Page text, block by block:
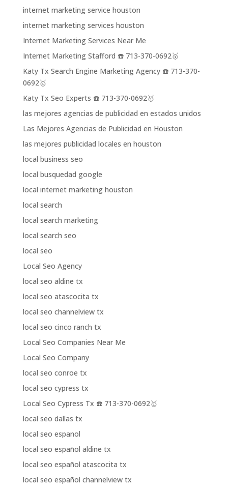
internet marketing service houston
internet marketing services houston
Internet Marketing Services Near Me
Internet Marketing Stafford ☎️ 713-370-0692🥇
Katy Tx Search Engine Marketing Agency ☎️ 713-370-
0692🥇
Katy Tx Seo Experts ☎️ 713-370-0692🥇
las mejores agencias de publicidad en estados unidos
Las Mejores Agencias de Publicidad en Houston
las mejores publicidad locales en houston
local business seo
local busquedad google
local internet marketing houston
local search
local search marketing
local search seo
local seo
Local Seo Agency
local seo aldine tx
local seo atascocita tx
local seo channelview tx
local seo cinco ranch tx
Local Seo Companies Near Me
Local Seo Company
local seo conroe tx
local seo cypress tx
Local Seo Cypress Tx ☎️ 713-370-0692🥇
local seo dallas tx
local seo espanol
local seo español aldine tx
local seo español atascocita tx
local seo español channelview tx